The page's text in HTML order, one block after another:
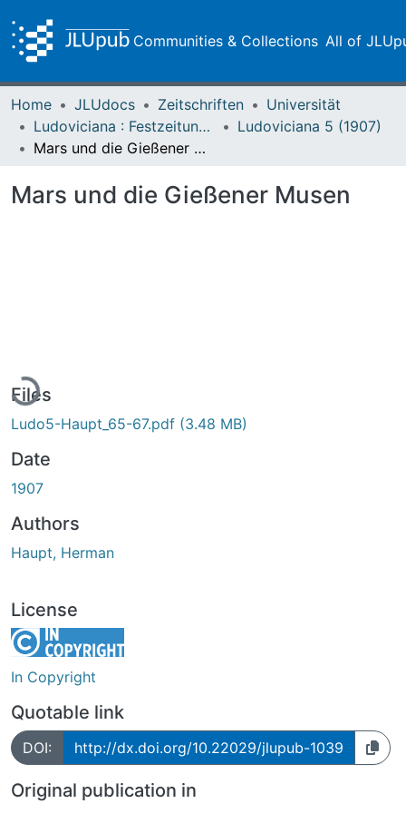
Communities & Collections All of
Home JLUdocs Zeitschriften
Universität
Ludoviciana : Festzeitung zur dritten Jahrhundertfeier der Universität Gießen
Ludoviciana 5 (1907)
Mars und die Gießener Musen
Mars und die Gießener Musen
Files
Ludo5-Haupt_65-67.pdf (3.48 MB)
Date
1907
Authors
Haupt, Herman
License
In Copyright
Quotable link
DOI: http://dx.doi.org/10.22029/jlupub-1039
Original publication in